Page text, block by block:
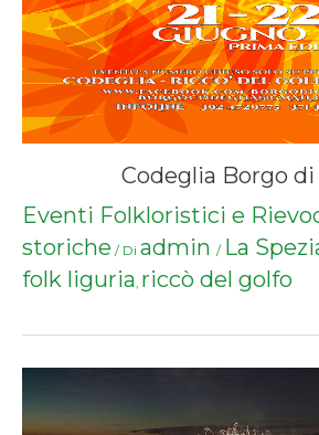
Codeglia Borgo di
Eventi Folkloristici e
storiche / Di admin / La
folk liguria, riccò del golfo